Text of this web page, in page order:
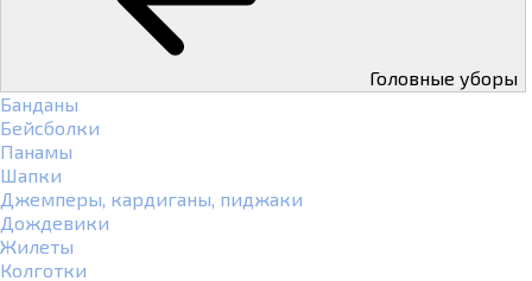
Головные уборы
Банданы
Бейсболки
Панамы
Шапки
Джемперы, кардиганы, пиджаки
Дождевики
Жилеты
Колготки